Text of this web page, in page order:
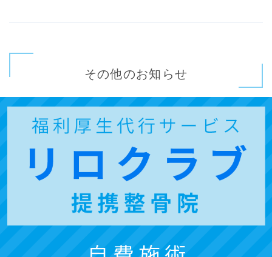
その他のお知らせ